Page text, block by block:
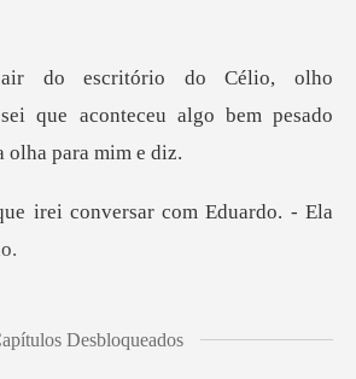
que aconteceu algo bem p
conversar com Eduardo. -
cDesbloqueados